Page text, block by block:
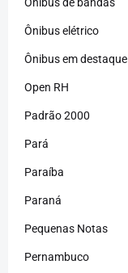
Ônibus de bandas
Ônibus elétrico
Ônibus em destaque
Open RH
Padrão 2000
Pará
Paraíba
Paraná
Pequenas Notas
Pernambuco